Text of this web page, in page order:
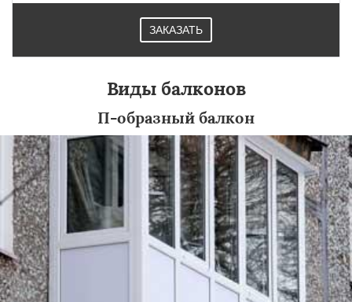
ЗАКАЗАТЬ
Виды балконов
П-образный балкон